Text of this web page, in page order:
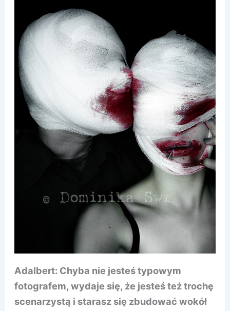
Adalbert: Chyba nie jesteś typowym
fotografem, wydaje się, że jesteś też trochę
scenarzystą i starasz się zbudować wokół